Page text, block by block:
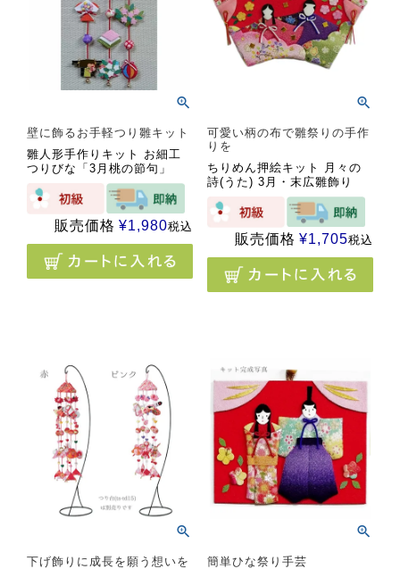
壁に飾るお手軽つり雛キット
雛人形手作りキット お細工
つりびな「3月桃の節句」
販売価格 ¥1,980税込
可愛い柄の布で雛祭りの手作
りを
ちりめん押絵キット 月々の
詩(うた) 3月・末広雛飾り
販売価格 ¥1,705税込
下げ飾りに成長を願う想いを
簡単ひな祭り手芸